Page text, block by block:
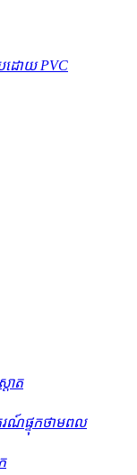
ដោយ PVC
ាត
រណ៍ផ្ទុកថាមពល